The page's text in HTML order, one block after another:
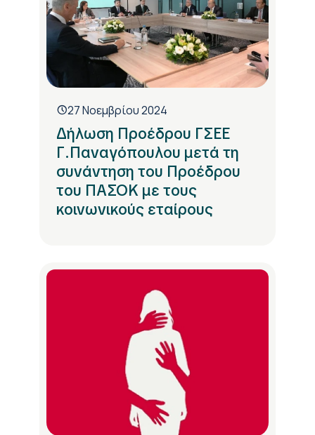
27 Νοεμβρίου 2024
Δήλωση Προέδρου ΓΣΕΕ
Γ.Παναγόπουλου μετά τη
συνάντηση του Προέδρου
του ΠΑΣΟΚ με τους
κοινωνικούς εταίρους